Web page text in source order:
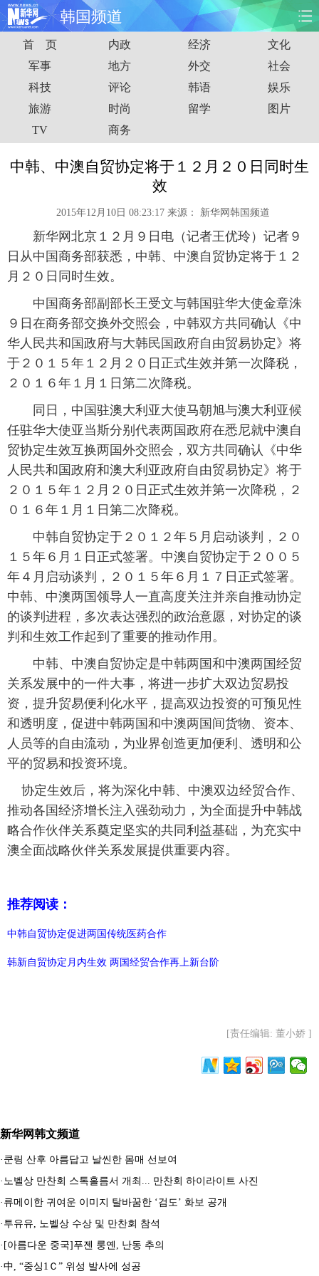
韩国频道
首页 时政 国际 财经
娱乐 体育 人事 教育
时尚 思客
港澳 台湾 华人 汽车
图片 视频 彩票 食品
旅游
金融 公益 军事 无人机
富媒体 摄影 新华广播
新华电视中文 新华电视英文
首 页 内政 经济
文化
军事
地方 外交
社会
科技
评论 韩语
娱乐
旅游
时尚 留学
图片
TV
商务
中韩、中澳自贸协定将于１２月２０日同时生
效
2015年12月10日 08:23:17 来源： 新华网韩国频道
新华网北京１２月９日电（记者王优玲）记者９
日从中国商务部获悉，中韩、中澳自贸协定将于１２
月２０日同时生效。
中国商务部副部长王受文与韩国驻华大使金章洙
９日在商务部交换外交照会，中韩双方共同确认《中
华人民共和国政府与大韩民国政府自由贸易协定》将
于２０１５年１２月２０日正式生效并第一次降税，
２０１６年１月１日第二次降税。
同日，中国驻澳大利亚大使马朝旭与澳大利亚候
任驻华大使亚当斯分别代表两国政府在悉尼就中澳自
贸协定生效互换两国外交照会，双方共同确认《中华
人民共和国政府和澳大利亚政府自由贸易协定》将于
２０１５年１２月２０日正式生效并第一次降税，２
０１６年１月１日第二次降税。
中韩自贸协定于２０１２年５月启动谈判，２０
１５年６月１日正式签署。中澳自贸协定于２００５
年４月启动谈判，２０１５年６月１７日正式签署。
中韩、中澳两国领导人一直高度关注并亲自推动协定
的谈判进程，多次表达强烈的政治意愿，对协定的谈
判和生效工作起到了重要的推动作用。
中韩、中澳自贸协定是中韩两国和中澳两国经贸
关系发展中的一件大事，将进一步扩大双边贸易投
资，提升贸易便利化水平，提高双边投资的可预见性
和透明度，促进中韩两国和中澳两国间货物、资本、
人员等的自由流动，为业界创造更加便利、透明和公
平的贸易和投资环境。
协定生效后，将为深化中韩、中澳双边经贸合作、
推动各国经济增长注入强劲动力，为全面提升中韩战
略合作伙伴关系奠定坚实的共同利益基础，为充实中
澳全面战略伙伴关系发展提供重要内容。
推荐阅读：
中韩自贸协定促进两国传统医药合作
韩新自贸协定月内生效 两国经贸合作再上新台阶
[责任编辑: 董小娇 ]
新华网韩文频道
· 쿤링 산후 아름답고 날씬한 몸매 선보여
· 노벨상 만찬회 스톡홀름서 개최... 만찬회 하이라이트 사진
· 류메이한 귀여운 이미지 탈바꿈한 ‘검도’ 화보 공개
· 투유유, 노벨상 수상 및 만찬회 참석
· [아름다운 중국]푸젠 룽옌, 난동 추의
·中, “중싱1Ｃ” 위성 발사에 성공